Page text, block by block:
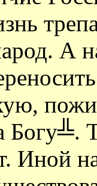
А
Богу╩.
Иной